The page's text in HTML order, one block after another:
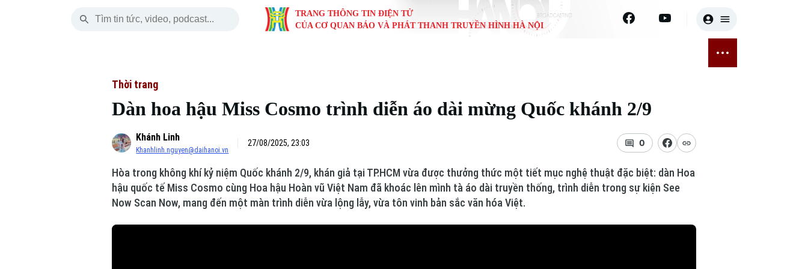
TRANG THÔNG TIN ĐIỆN TỬ
CỦA CƠ QUAN BÁO VÀ PHÁT THANH TRUYỀN HÌNH HÀ NỘI
Chính trị
Xã hội
An ninh trật tự
Công nghệ
Người Hà Nội
Khoảnh khắc Hà Nội
Ẩm thực
Quân sự
Hồ sơ
Người Việt 4 phương
Cafe sáng
Tài chính Ngân hàng
Doanh nghiệp
Đầu tư
Đất đai
Kinh nghiệm
Tàu
Thị trường
Đánh giá
Tuyển sinh Làng nghề Dinh dưỡng Quần vợt Sao
Điện ảnh
Thời trang
Âm nhạc
Thời trang
Dàn hoa hậu Miss Cosmo trình diễn áo dài mừng Quốc khánh 2/9
Khánh Linh
Khanhlinh.nguyen@daihanoi.vn
27/08/2025, 23:03 0
Hòa trong không khí kỷ niệm Quốc khánh 2/9, khán giả tại TP.HCM vừa được thưởng thức một tiết mục nghệ thuật đặc biệt: dàn Hoa
hậu quốc tế Miss Cosmo cùng Hoa hậu Hoàn vũ Việt Nam đã khoác lên mình tà áo dài truyền thống, trình diễn trong sự kiện See
Now Scan Now, mang đến một màn trình diễn vừa lộng lẫy, vừa tôn vinh bản sắc văn hóa Việt.